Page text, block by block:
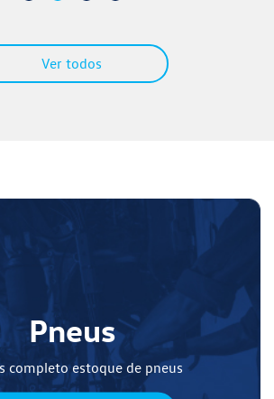
Ver todos
Pneus
completo estoque de pneus